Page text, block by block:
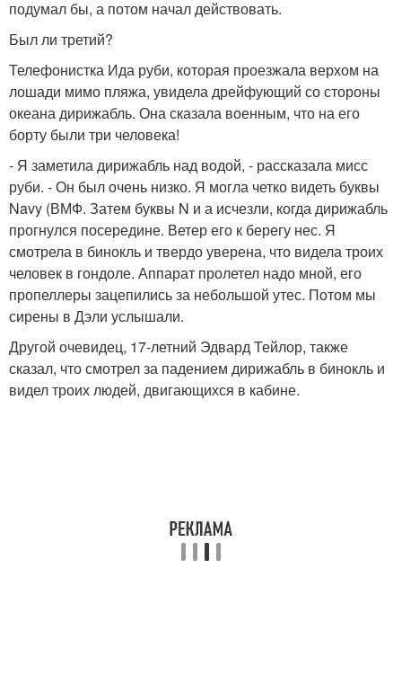
подумал бы, а потом начал действовать.
Был ли третий?
Телефонистка Ида руби, которая проезжала верхом на
лошади мимо пляжа, увидела дрейфующий со стороны
океана дирижабль. Она сказала военным, что на его
борту были три человека!
- Я заметила дирижабль над водой, - рассказала мисс
руби. - Он был очень низко. Я могла четко видеть буквы
Navy (ВМФ. Затем буквы N и а исчезли, когда дирижабль
прогнулся посередине. Ветер его к берегу нес. Я
смотрела в бинокль и твердо уверена, что видела троих
человек в гондоле. Аппарат пролетел надо мной, его
пропеллеры зацепились за небольшой утес. Потом мы
сирены в Дэли услышали.
Другой очевидец, 17-летний Эдвард Тейлор, также
сказал, что смотрел за падением дирижабль в бинокль и
видел троих людей, двигающихся в кабине.